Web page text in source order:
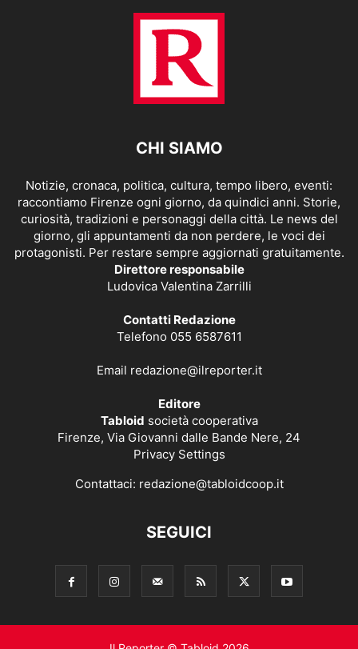
CHI SIAMO
Notizie, cronaca, politica, cultura, tempo libero, eventi:
raccontiamo Firenze ogni giorno, da quindici anni. Storie,
curiosità, tradizioni e personaggi della città. Le news del
giorno, gli appuntamenti da non perdere, le voci dei
protagonisti. Per restare sempre aggiornati gratuitamente.
Direttore responsabile
Ludovica Valentina Zarrilli
Contatti Redazione
Telefono 055 6587611
Email redazione@ilreporter.it
Editore
Tabloid società cooperativa
Firenze, Via Giovanni dalle Bande Nere, 24
Privacy Settings
Contattaci: redazione@tabloidcoop.it
SEGUICI